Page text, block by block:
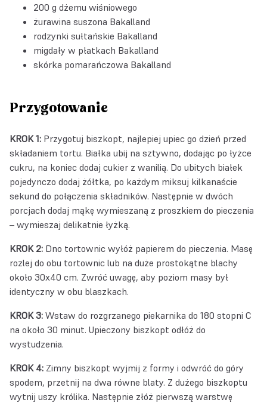
200 g dżemu wiśniowego
żurawina suszona Bakalland
rodzynki sułtańskie Bakalland
migdały w płatkach Bakalland
skórka pomarańczowa Bakalland
Przygotowanie
KROK 1: Przygotuj biszkopt, najlepiej upiec go dzień przed
składaniem tortu. Białka ubij na sztywno, dodając po łyżce
cukru, na koniec dodaj cukier z wanilią. Do ubitych białek
pojedynczo dodaj żółtka, po każdym miksuj kilkanaście
sekund do połączenia składników. Następnie w dwóch
porcjach dodaj mąkę wymieszaną z proszkiem do pieczenia
– wymieszaj delikatnie łyżką.
KROK 2: Dno tortownic wyłóż papierem do pieczenia. Masę
rozlej do obu tortownic lub na duże prostokątne blachy
około 30x40 cm. Zwróć uwagę, aby poziom masy był
identyczny w obu blaszkach.
KROK 3: Wstaw do rozgrzanego piekarnika do 180 stopni C
na około 30 minut. Upieczony biszkopt odłóż do
wystudzenia.
KROK 4: Zimny biszkopt wyjmij z formy i odwróć do góry
spodem, przetnij na dwa równe blaty. Z dużego biszkoptu
wytnij uszy królika. Następnie złóż pierwszą warstwę